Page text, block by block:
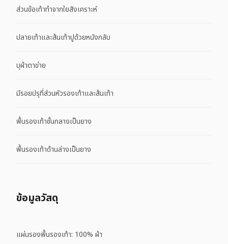
ส่วนข้อเท้าทำจากใยสังเคราะห์
ปลายเท้าและส้นเท้าปูด้วยหนังกลับ
บุผ้าตาข่าย
มีรอยปรุที่ส่วนหัวรองเท้าและส้นเท้า
พื้นรองเท้าชั้นกลางเป็นยาง
พื้นรองเท้าด้านล่างเป็นยาง
ข้อมูลวัสดุ
แผ่นรองพื้นรองเท้า: 100% ผ้า